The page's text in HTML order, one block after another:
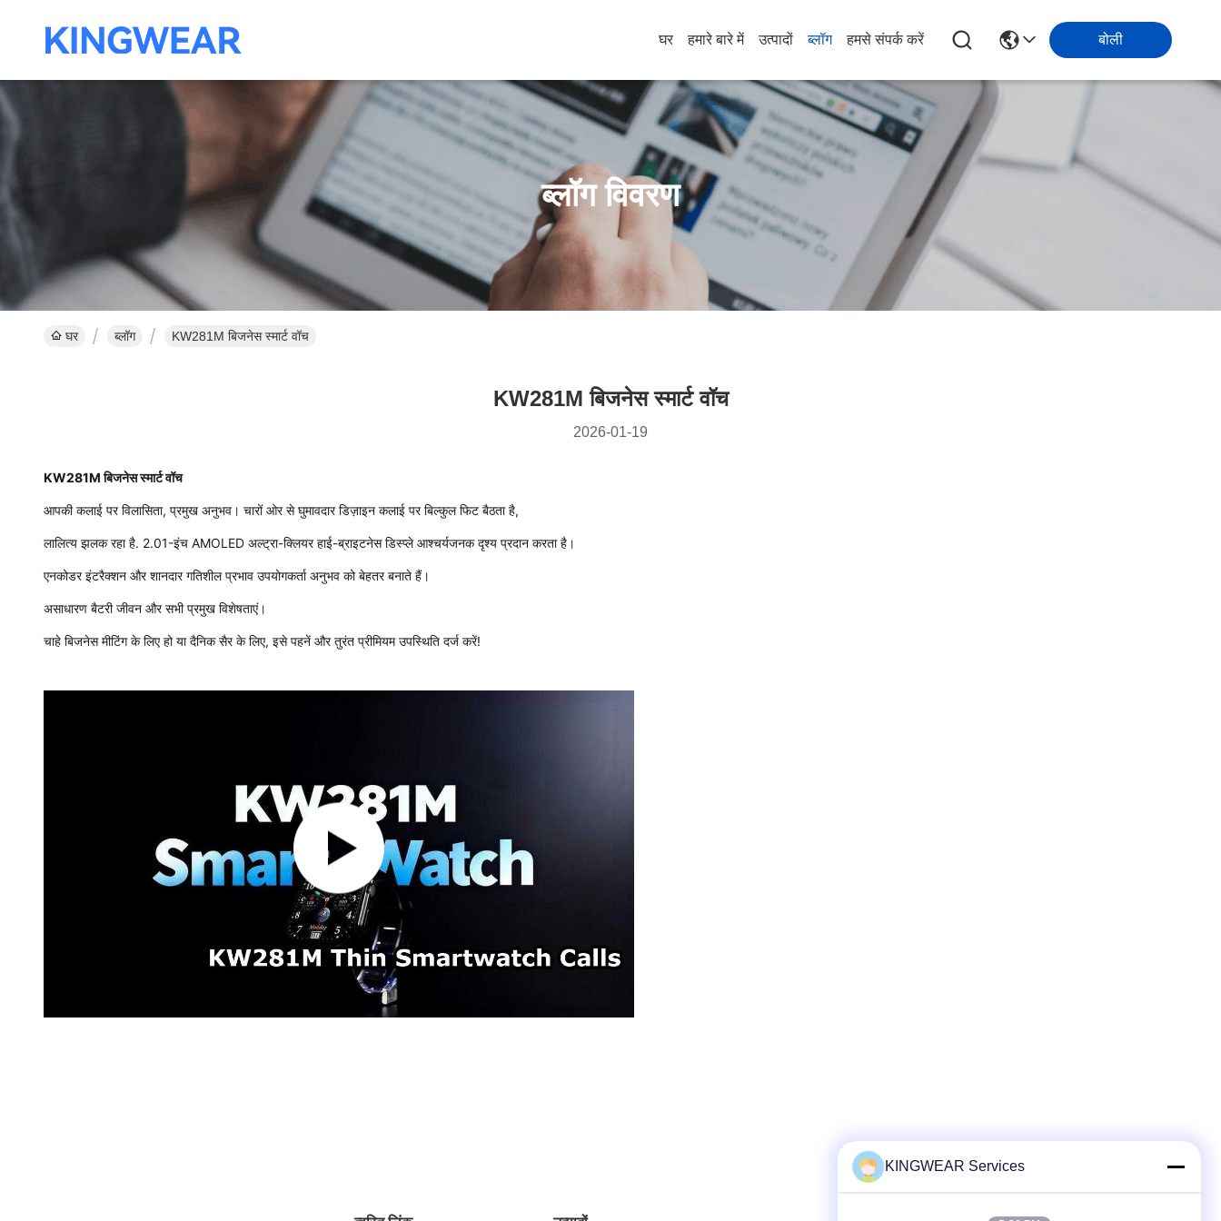
घर हमारे बारे में उत्पादों ब्लॉग हमसे संपर्क करें बोली
ब्लॉग विवरण
घर ब्लॉग KW281M बिजनेस स्मार्ट वॉच
KW281M बिजनेस स्मार्ट वॉच
2026-01-19
KW281M बिजनेस स्मार्ट वॉच
आपकी कलाई पर विलासिता, प्रमुख अनुभव। चारों ओर से घुमावदार डिज़ाइन कलाई पर बिल्कुल फिट बैठता है,
लालित्य झलक रहा है. 2.01-इंच AMOLED अल्ट्रा-क्लियर हाई-ब्राइटनेस डिस्प्ले आश्चर्यजनक दृश्य प्रदान करता है।
एनकोडर इंटरैक्शन और शानदार गतिशील प्रभाव उपयोगकर्ता अनुभव को बेहतर बनाते हैं।
असाधारण बैटरी जीवन और सभी प्रमुख विशेषताएं।
चाहे बिजनेस मीटिंग के लिए हो या दैनिक सैर के लिए, इसे पहनें और तुरंत प्रीमियम उपस्थिति दर्ज करें!
KINGWEAR Services